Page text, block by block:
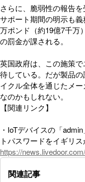
さらに、脆弱性の報告
サポート期間の明示も
万ポンド（約19億7千万
の罰金が課される。
英国政府は、この施策
待している。だが製品
イクル全体を通じたメ
なのかもしれない。
【関連リンク】
・IoTデバイスの「
トパスワードをイギリ
https://
関連記事